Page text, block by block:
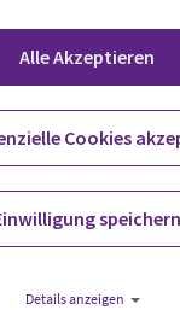
habe,
Punkte
wie etwa
der Aufbau
einer Woche
nun ein
vorgestellt
Forscher aufnimmt.
Alle Akzeptieren
Cookies
speichern
Details anzeigen